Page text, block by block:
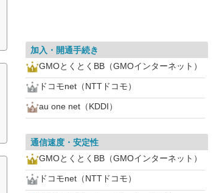
加入・開通手続き
GMOとくとくBB（GMOインターネット）
ドコモnet（NTTドコモ）
au one net（KDDI）
通信速度・安定性
GMOとくとくBB（GMOインターネット）
ドコモnet（NTTドコモ）